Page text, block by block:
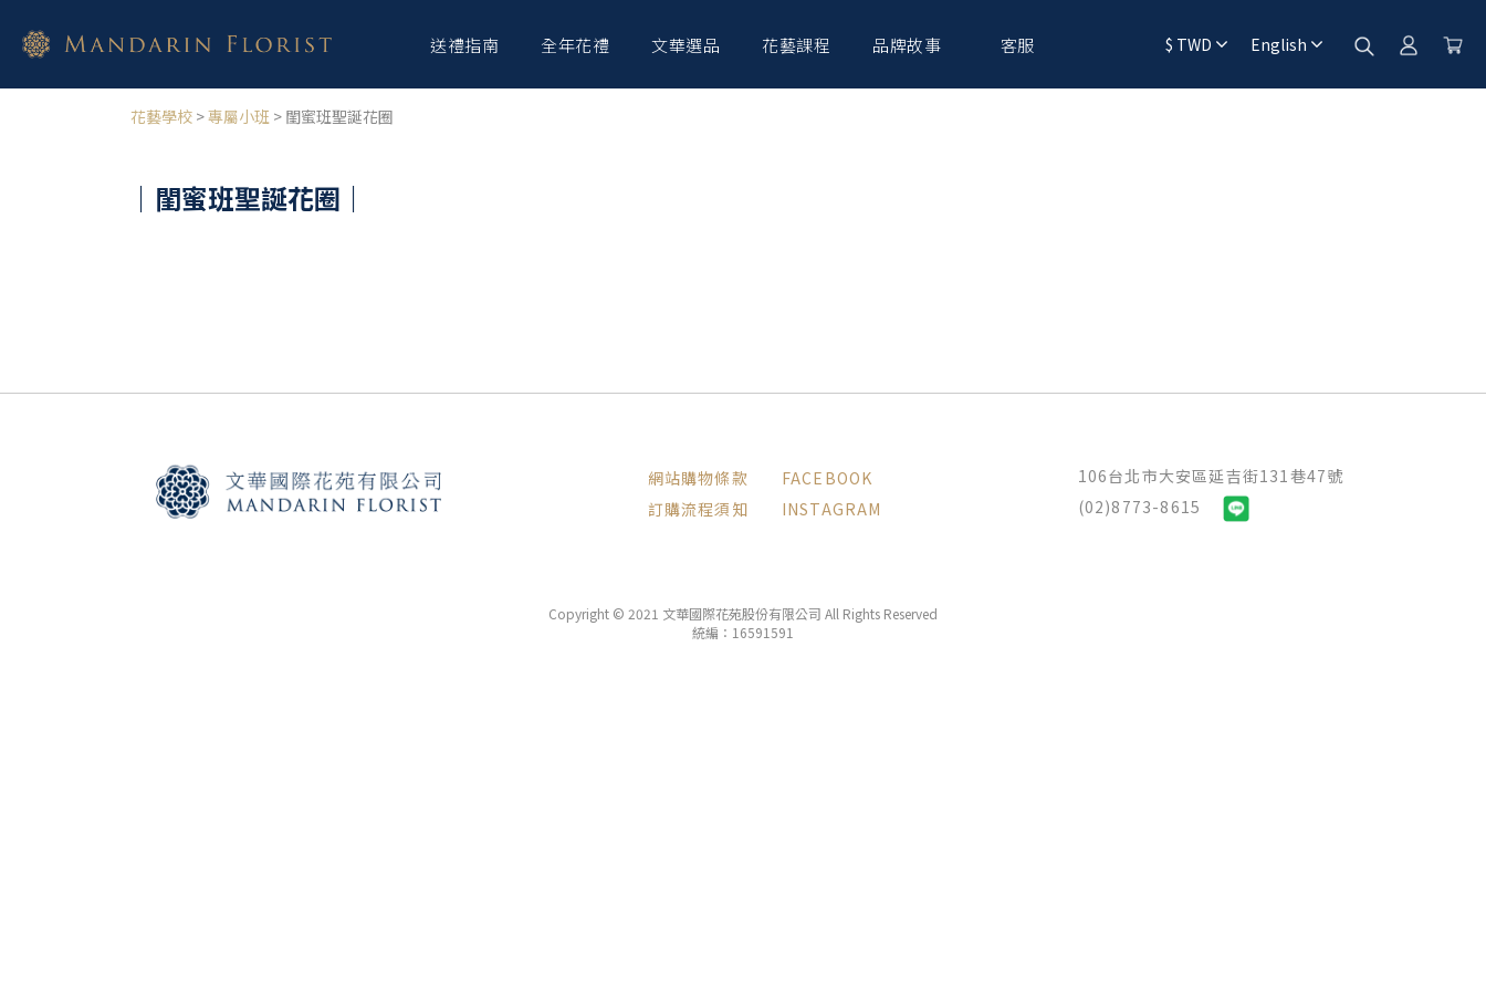
送禮指南 全年花禮 文華選品 花藝課程 品牌故事 客服 $ TWD English
花藝學校>專屬小班> 閨蜜班聖誕花圈
｜閨蜜班聖誕花圈 ｜
網站購物條款
訂購流程須知
FACEBOOK
INSTAGRAM
106台北市大安區延吉街131巷47號
(02)8773-8615
Copyright © 2021 文華國際花苑股份有限公司 All Rights Reserved
統編：16591591